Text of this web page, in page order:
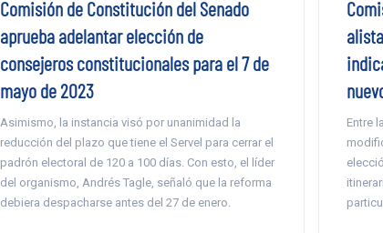
Comisión de Constitución del Senado
aprueba adelantar elección de
consejeros constitucionales para el 7 de
mayo de 2023
Asimismo, la instancia visó por unanimidad la
reducción del plazo que tiene el Servel para cerrar el
padrón electoral de 120 a 100 días. Con esto, el líder
del organismo, Andrés Tagle, señaló que la reforma
debiera despacharse antes del 27 de enero.
Entre